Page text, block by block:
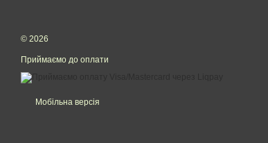
© 2026
Приймаємо до оплати
Мобільна версія